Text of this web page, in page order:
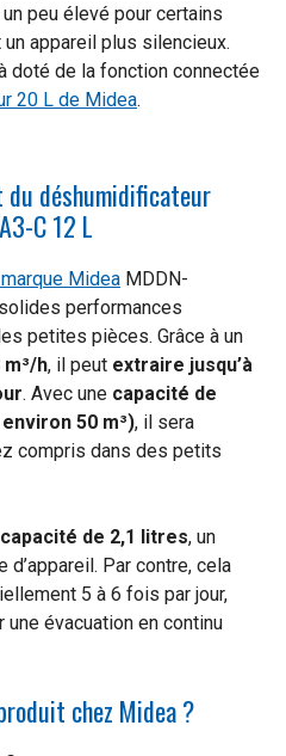
peu élevé pour certains
appareil plus silencieux.
doté de la fonction connectée
20 L de Midea.
du déshumidificateur
C 12 L
Midea MDDN-
performances
petites pièces. Grâce à un
h, il peut extraire jusqu’à
. Avec une capacité de
50 m³), il sera
compris dans des petits
de 2,1 litres, un
Par contre, cela
5 à 6 fois par jour,
évacuation en continu
chez Midea ?